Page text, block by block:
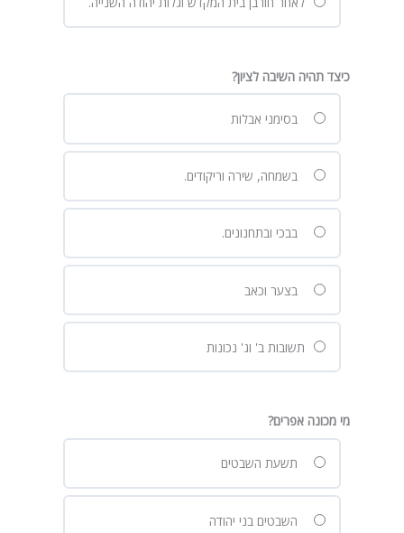
כיצד תהיה השיבה לציון?
בסימני אבלות
בשמחה, שירה וריקודים.
בבכי ובתחנונים.
בצער וכאב
תשובות ב' וג' נכונות
מי מכונה אפרים?
תשעת השבטים
השבטים בני יהודה